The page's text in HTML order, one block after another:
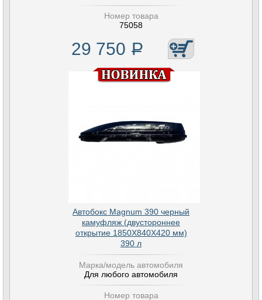
Номер товара
75058
29 750 Р
Автобокс Magnum 390 черный
камуфляж (двустороннее
открытие 1850Х840Х420 мм)
390 л
Марка/модель автомобиля
Для любого автомобиля
Номер товара